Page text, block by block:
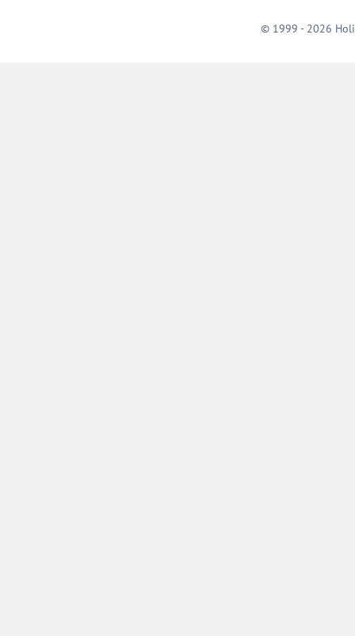
© 1999 - 2026